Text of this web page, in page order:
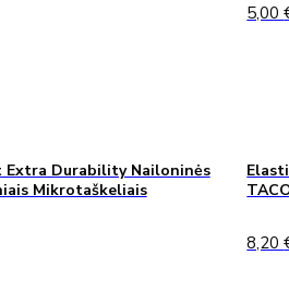
5,00
Extra Durability Nailoninės
Mikrotaškeliais
8,20